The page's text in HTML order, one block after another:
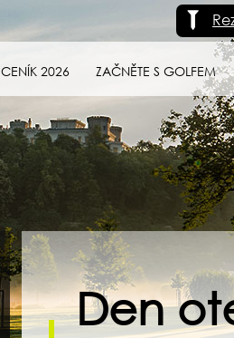
CENÍK 2026 ZAČNĚTE S GOLFEM
Den